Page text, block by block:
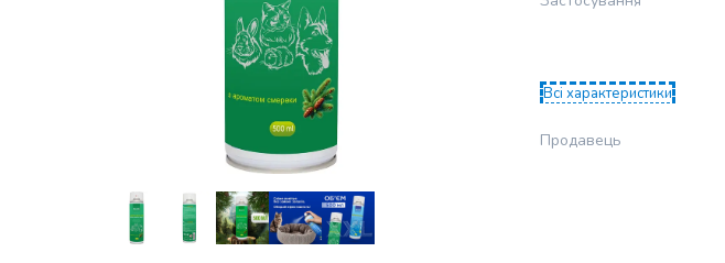
Настоянки,
бальзами,
біттери
Всі характеристики
Продавець